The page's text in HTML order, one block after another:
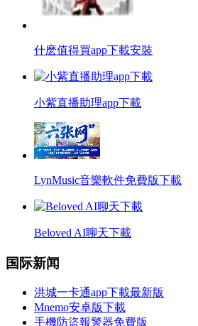
什麽值得買app下載安裝
小紫直播助理app下載
LynMusic音樂軟件免費版下載
Beloved AI聊天下載
国际新闻
洪城一卡通app下載最新版
Mnemo安卓版下載
手機防盜報警器免費版